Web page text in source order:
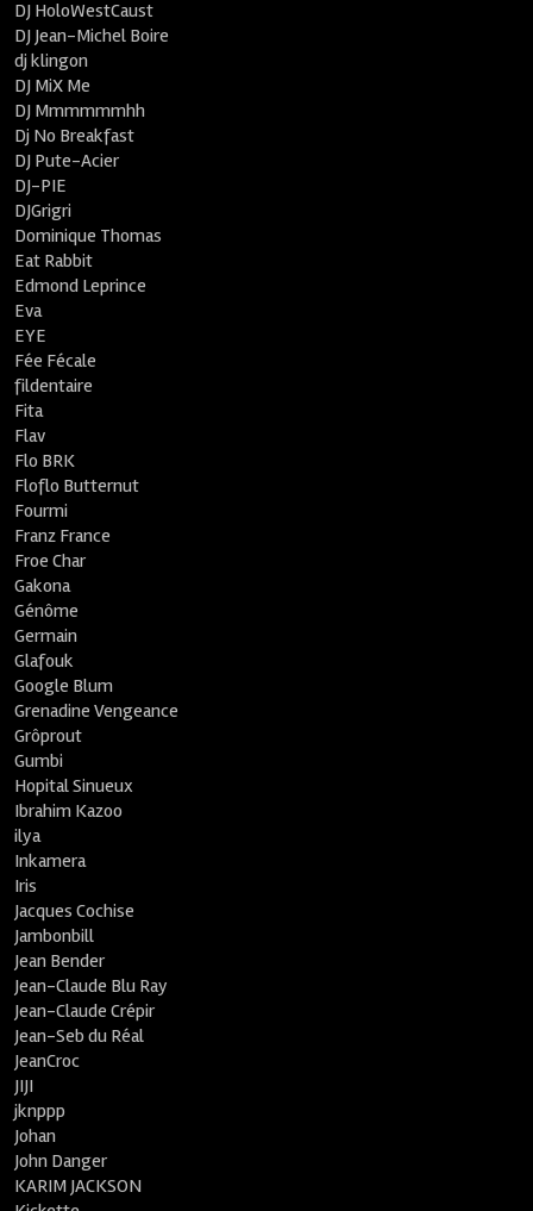
DJ HoloWestCaust
DJ Jean-Michel Boire
dj klingon
DJ MiX Me
DJ Mmmmmmhh
Dj No Breakfast
DJ Pute-Acier
DJ-PIE
DJGrigri
Dominique Thomas
Eat Rabbit
Edmond Leprince
Eva
EYE
Fée Fécale
fildentaire
Fita
Flav
Flo BRK
Floflo Butternut
Fourmi
Franz France
Froe Char
Gakona
Génôme
Germain
Glafouk
Google Blum
Grenadine Vengeance
Grôprout
Gumbi
Hopital Sinueux
Ibrahim Kazoo
ilya
Inkamera
Iris
Jacques Cochise
Jambonbill
Jean Bender
Jean-Claude Blu Ray
Jean-Claude Crépir
Jean-Seb du Réal
JeanCroc
JIJI
jknppp
Johan
John Danger
KARIM JACKSON